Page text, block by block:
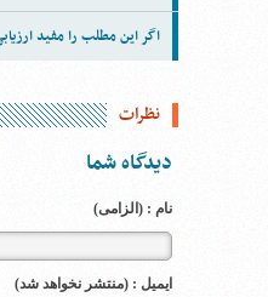
اگر این مطلب را مفید
نظرات
دیدگاه شما
نام : (الزامی)
ایمیل : (منتشر نخواهد شد)